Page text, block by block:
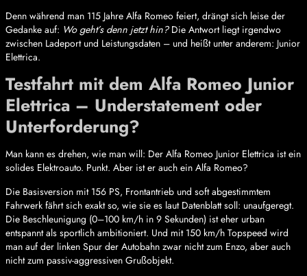
Denn während man 115 Jahre Alfa Romeo feiert, drängt sich leise der
Gedanke auf: Wo geht’s denn jetzt hin?Die Antwort liegt irgendwo
zwischen Ladeport und Leistungsdaten – und heißt unter anderem: Junior
Elettrica.
Testfahrt mit dem Alfa Romeo Junior
Elettrica – Understatement oder
Unterforderung?
Man kann es drehen, wie man will: Der Alfa Romeo Junior Elettrica ist ein
solides Elektroauto. Punkt. Aber ist er auch ein Alfa Romeo?
Die Basisversion mit 156 PS, Frontantrieb und soft abgestimmtem
Fahrwerk fährt sich exakt so, wie sie es laut Datenblatt soll: unaufgeregt.
Die Beschleunigung (0–100 km/h in 9 Sekunden) ist eher urban
entspannt als sportlich ambitioniert. Und mit 150 km/h Topspeed wird
man auf der linken Spur der Autobahn zwar nicht zum Enzo, aber auch
nicht zum passiv-aggressiven Grußobjekt.